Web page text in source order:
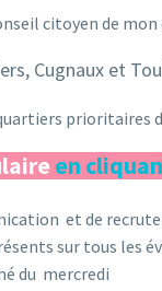
citoyen de
Cugnaux et
prioritaires
en
et de
sur tous les
du mercredi